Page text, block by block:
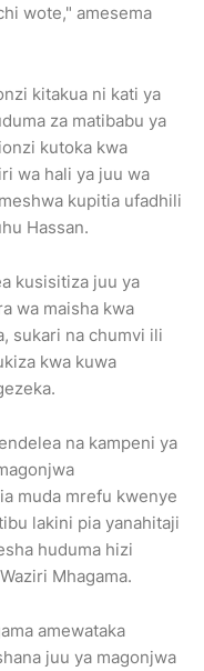
wote," amesema
kitakua ni kati ya
za matibabu ya
kutoka kwa
wa hali ya juu wa
kupitia ufadhili
Hassan.
kusisitiza juu ya
wa maisha kwa
sukari na chumvi ili
kwa kuwa
na kampeni ya
muda mrefu kwenye
lakini pia yanahitaji
huduma hizi
Mhagama.
amewataka
juu ya magonjwa